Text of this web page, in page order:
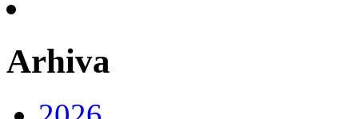
Arhiva